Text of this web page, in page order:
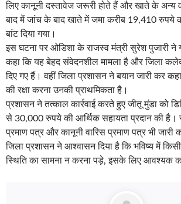
लिए कानूनी दस्तावेज जरूरी होते हैं और खाते के अन्य
बाद में जांच के बाद खाते में जमा करीब 19,410 रुपये
बांट दिया गया।
इस घटना पर ओडिशा के राजस्व मंत्री सुरेश पुजारी ने
कहा कि यह बेहद संवेदनशील मामला है और जिला
दिए गए हैं। वहीं जिला प्रशासन ने बयान जारी कर कहा
की रक्षा करना उनकी प्राथमिकता है।
प्रशासन ने तत्काल कार्रवाई करते हुए जीतू मुंडा को
से 30,000 रुपये की आर्थिक सहायता प्रदान की है।
प्रमाण पत्र और कानूनी वारिस प्रमाण पत्र भी जारी
जिला प्रशासन ने आश्वासन दिया है कि भविष्य में किसी
स्थिति का सामना न करना पड़े, इसके लिए आवश्यक